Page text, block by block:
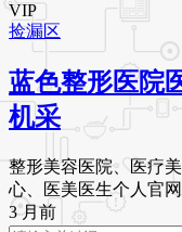
VIP
捡漏区
蓝色整形医院
机采
整形美容医院、医疗
心、医美医生个人官
3 月前